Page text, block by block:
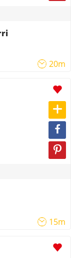
20m
15m